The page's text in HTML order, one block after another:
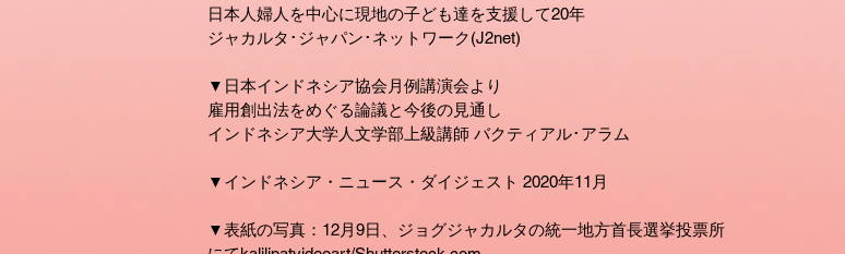
日本人婦人を中心に現地の子ども達を支援して20年
ジャカルタ･ジャパン･ネットワーク(J2net)
▼日本インドネシア協会月例講演会より
雇用創出法をめぐる論議と今後の見通し
インドネシア大学人文学部上級講師 バクティアル･アラム
▼インドネシア・ニュース・ダイジェスト 2020年11月
▼表紙の写真：12月9日、ジョグジャカルタの統一地方首長選挙投票所